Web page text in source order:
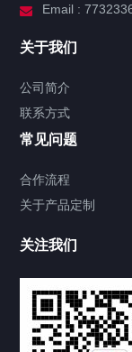
Email :
关于我们
公司简介
联系方式
常见问题
合作流程
关于产品定制
关注我们